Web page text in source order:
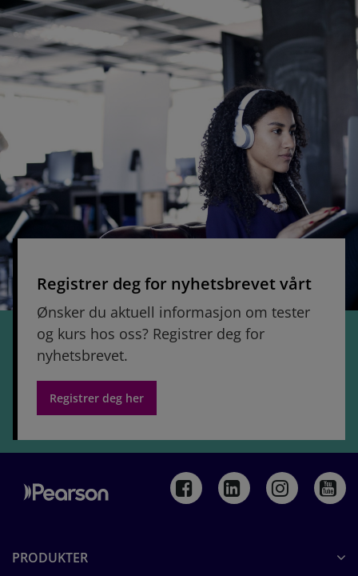
Registrer deg for nyhetsbrevet vårt
Ønsker du aktuell informasjon om tester
og kurs hos oss? Registrer deg for
nyhetsbrevet.
Registrer deg her
PRODUKTER